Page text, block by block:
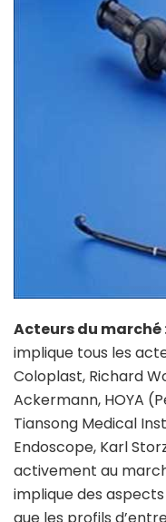
Acteurs du marché
implique tous les
Coloplast, Richard
Ackermann, HOYA
Tiansong Medical
Endoscope, Karl
activement au
implique des